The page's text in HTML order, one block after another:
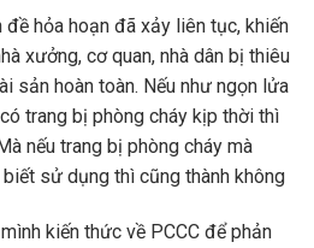
hỏa hoạn đã xảy liên tục, khiến
xưởng, cơ quan, nhà dân bị thiêu
sản hoàn toàn. Nếu như ngọn lửa
trang bị phòng cháy kịp thời thì
nếu trang bị phòng cháy mà
sử dụng thì cũng thành không
kiến thức về PCCC để phản